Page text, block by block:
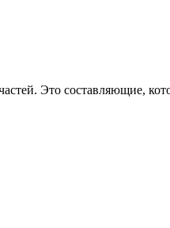
Это составляющие,